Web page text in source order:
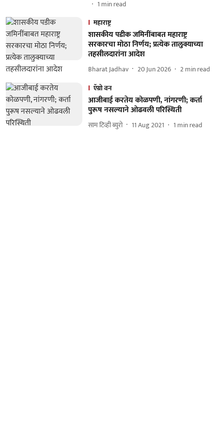
1 min read
महाराष्ट्र
शासकीय पडीक जमिनींबाबत महाराष्ट्र
सरकारचा मोठा निर्णय; प्रत्येक तालुक्याच्या
तहसीलदारांना आदेश
Bharat Jadhav 20 Jun 2026 2min read
ऍग्रो वन
आजीबाई करतेय कोळपणी, नांगरणी; कर्ता
पुरूष नसल्‍याने ओढवली परिस्थिती
साम टिव्ही ब्युरो 11 Aug 2021 1 min read